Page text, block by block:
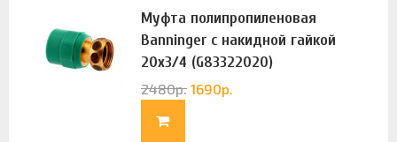
Муфта полипропиленовая
Banninger с накидной гайкой
20х3/4 (G83322020)
2480р. 1690р.